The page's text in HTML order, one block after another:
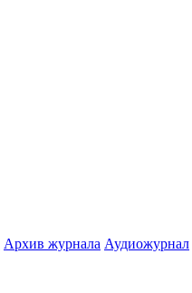
Архив журнала Аудиожурнал